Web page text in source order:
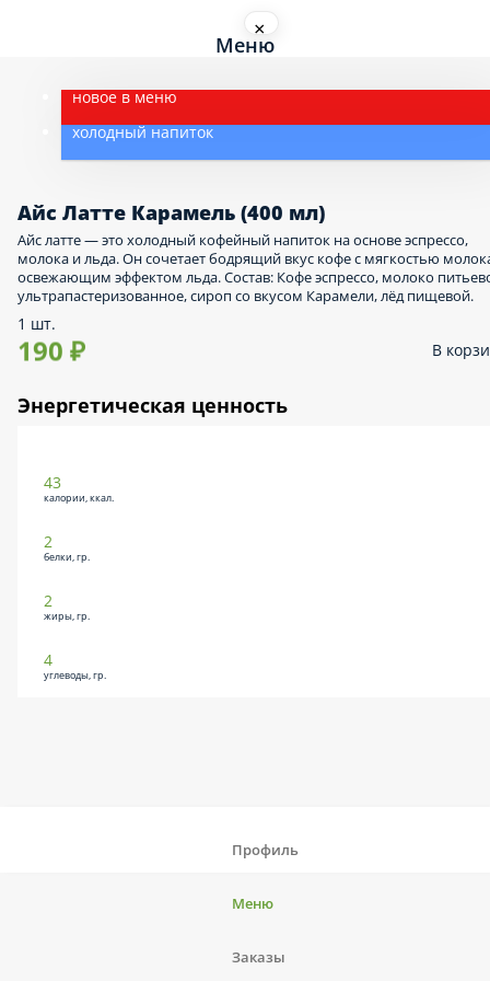
Меню
новое в меню
холодный напиток
Айс Латте Карамель (400 мл)
Айс латте — это холодный кофейный напиток на основе эспрессо,
молока и льда. Он сочетает бодрящий вкус кофе с мягкостью
освежающим эффектом льда. Состав: Кофе эспрессо, молоко
ультрапастеризованное, сироп со вкусом Карамели, лёд пищевой.
1 шт.
190 ₽ В
Энергетическая ценность
43
калории, ккал.
2
белки, гр.
2
жиры, гр.
4
углеводы, гр.
Профиль
Меню
Заказы